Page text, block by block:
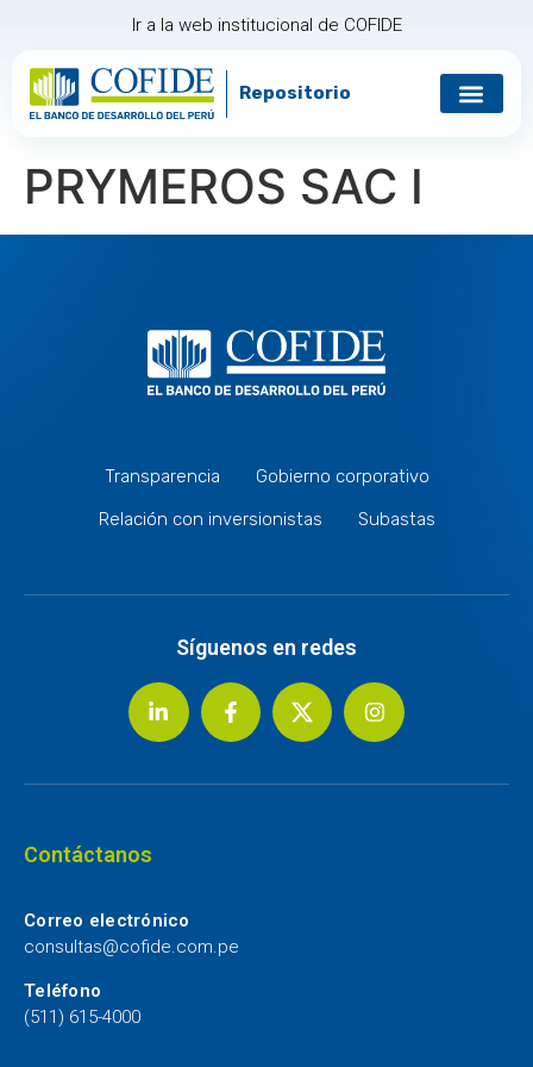
Ir a la web institucional de COFIDE
Repositorio
PRYMEROS SAC I
Transparencia
Gobierno corporativo
Relación con inversionistas
Subastas
Síguenos en redes
Contáctanos
Correo electrónico
consultas@cofide.com.pe
Teléfono
(511) 615-4000